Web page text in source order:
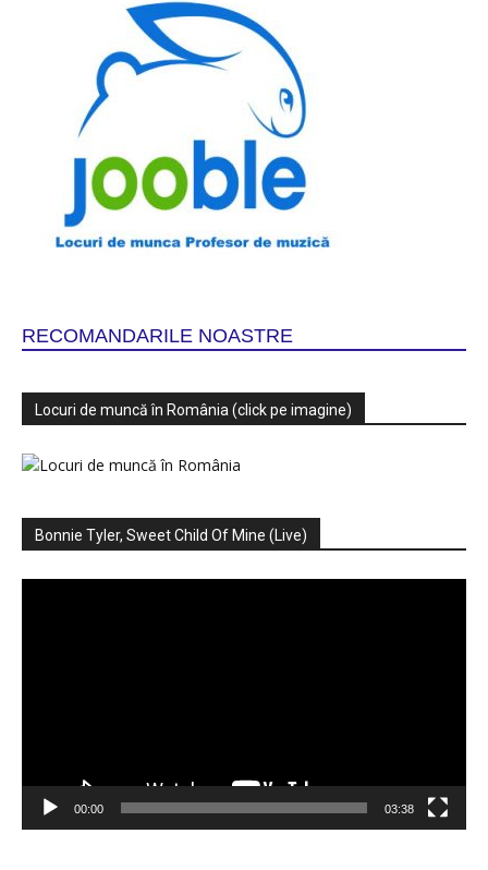
RECOMANDARILE NOASTRE
Locuri de muncă în România (click pe imagine)
Bonnie Tyler, Sweet Child Of Mine (Live)
00:00 03:38